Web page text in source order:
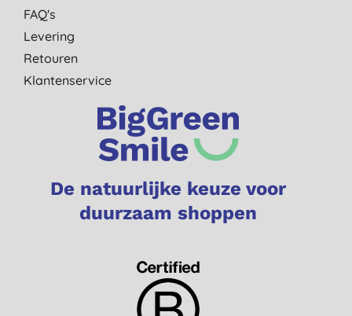
FAQ's
Levering
Retouren
Klantenservice
De natuurlijke keuze voor
duurzaam shoppen